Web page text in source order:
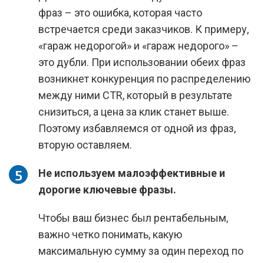
фраз – это ошибка, которая часто
встречается среди заказчиков. К примеру,
«гараж недорогой» и «гараж недорого» –
это дубли. При использовании обеих фраз
возникнет конкуренция по распределению
между ними CTR, который в результате
снизиться, а цена за клик станет выше.
Поэтому избавляемся от одной из фраз,
вторую оставляем.
Не используем малоэффективные и
дорогие ключевые фразы.
Чтобы ваш бизнес был рентабельным,
важно четко понимать, какую
максимальную сумму за один переход по